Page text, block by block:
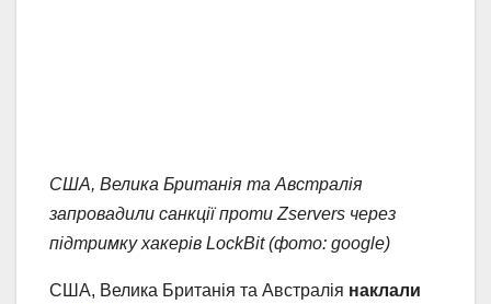
США, Велика Британія та Австралія
запровадили санкції проти Zservers через
підтримку хакерів LockBit (фото: google)
США, Велика Британія та Австралія наклали